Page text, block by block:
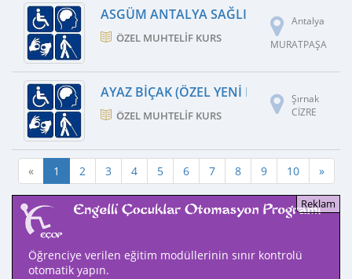
ASGÜM ANTALYA SAĞLIK
ÖZEL MUHTELIF KURS
Antalya
MURATPAŞA
AYAZ BIÇAK (ÖZEL YENI FIRAT SÜRÜCÜ
ÖZEL MUHTELIF KURS
Şırnak
CİZRE
« 1 2 3 4 5 6 7 8 9 10 »
Öğrenciye verilen eğitim modüllerinin sınır kontrolü
otomatik yapın.